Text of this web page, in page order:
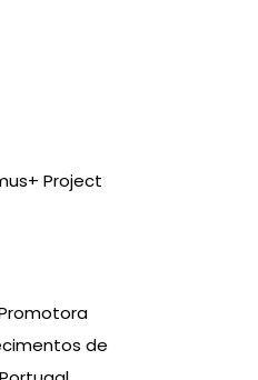
Project
de